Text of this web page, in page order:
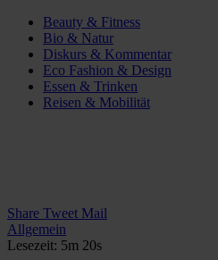
Beauty & Fitness
Bio & Natur
Diskurs & Kommentar
Eco Fashion & Design
Essen & Trinken
Reisen & Mobilität
Share Tweet Mail
Allgemein
Lesezeit: 5m 20s